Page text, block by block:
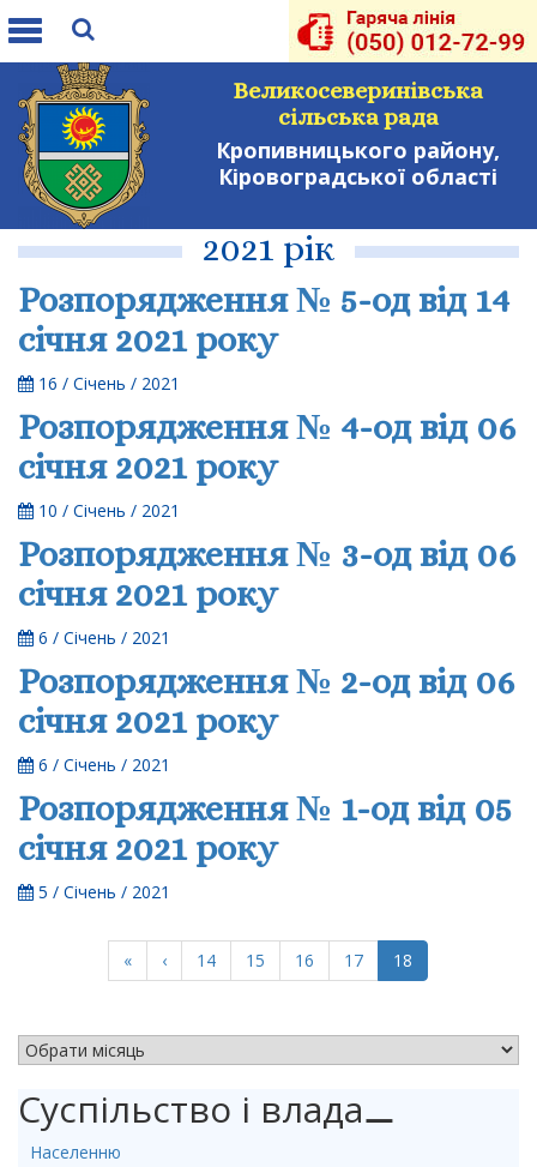
Toggle
Великосеверинівська
сільська рада
Кропивницького району,
Кіровоградської області
2021 рік
Розпорядження № 5-од від 14
січня 2021 року
16 / Січень / 2021
Розпорядження № 4-од від 06
січня 2021 року
10 / Січень / 2021
Розпорядження № 3-од від 06
січня 2021 року
6 / Січень / 2021
Розпорядження № 2-од від 06
січня 2021 року
6 / Січень / 2021
Розпорядження № 1-од від 05
січня 2021 року
5 / Січень / 2021
« ‹ 14 15 16 17 18
Суспільство і влада⚊
Населенню